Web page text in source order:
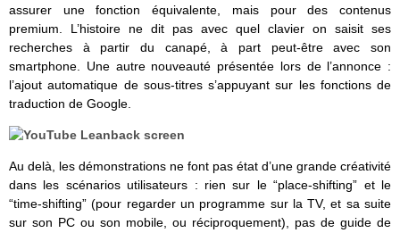
assurer une fonction équivalente, mais pour des contenus
premium. L’histoire ne dit pas avec quel clavier on saisit ses
recherches à partir du canapé, à part peut-être avec son
smartphone. Une autre nouveauté présentée lors de l’annonce :
l’ajout automatique de sous-titres s’appuyant sur les fonctions de
traduction de Google.
Au delà, les démonstrations ne font pas état d’une grande créativité
dans les scénarios utilisateurs : rien sur le “place-shifting” et le
“time-shifting” (pour regarder un programme sur la TV, et sa suite
sur son PC ou son mobile, ou réciproquement), pas de guide de